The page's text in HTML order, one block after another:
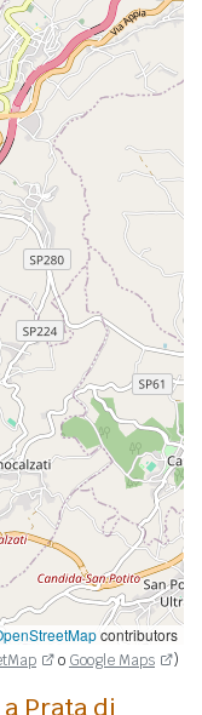
contributors
o Google Maps )
Prata di